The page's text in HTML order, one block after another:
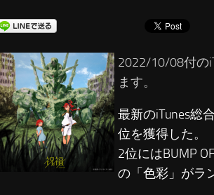
2022/10/08付の
ます。
最新のiTunes総
位を獲得した。
2位にはBUMP
の「色彩」がラ